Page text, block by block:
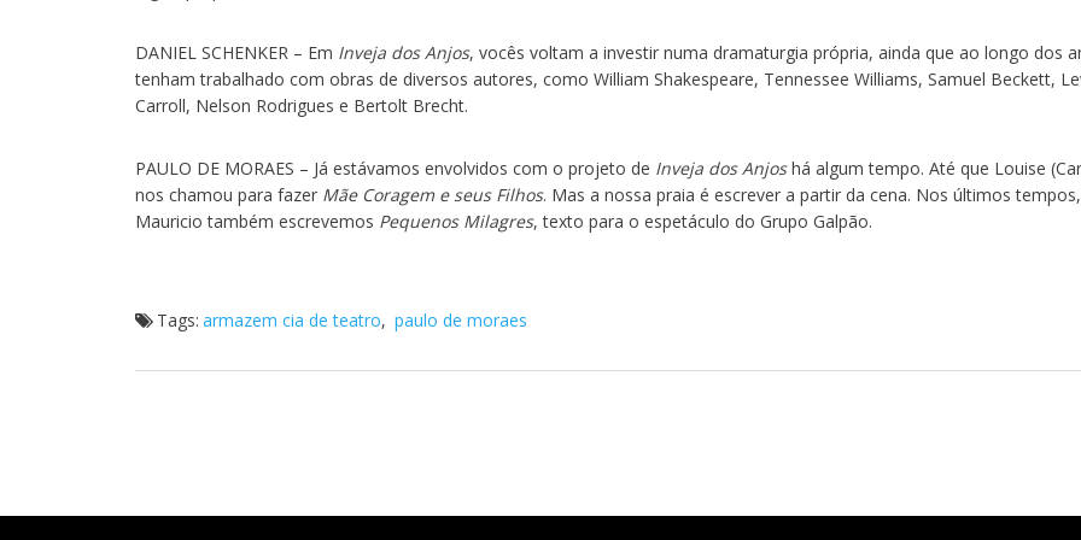
DANIEL SCHENKER – Em Inveja dos Anjos, vocês voltam a investir numa dramaturgia própria, ainda que ao longo dos
tenham trabalhado com obras de diversos autores, como William Shakespeare, Tennessee Williams, Samuel Beckett,
Carroll, Nelson Rodrigues e Bertolt Brecht.
PAULO DE MORAES – Já estávamos envolvidos com o projeto de Inveja dos Anjoshá algum tempo. Até que Louise
nos chamou para fazer Mãe Coragem e seus Filhos. Mas a nossa praia é escrever a partir da cena. Nos últimos
Mauricio também escrevemos Pequenos Milagres, texto para o espetáculo do Grupo Galpão.
Tags: armazem cia de teatro, paulo de moraes